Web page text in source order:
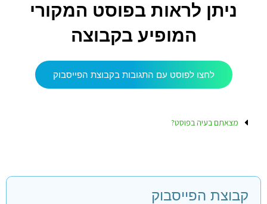
ניתן לראות בפוסט המקורי
המופיע בקבוצה
לחצו לפוסט עם התגובות בקבוצת הפייסבוק
מצאתם בעיה בפוסט?
קבוצת הפייסבוק